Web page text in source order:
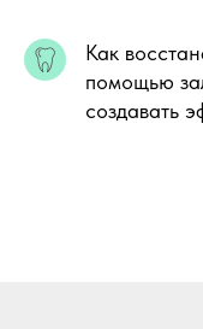
Как
помощью
создавать